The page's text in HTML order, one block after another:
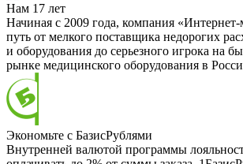
Нам 17 лет
Начиная с 2009 года, компания
путь от мелкого поставщика недорогих
и оборудования до серьезного игрока на
рынке медицинского оборудования в
Экономьте с БазисРублями
Внутренней валютой программы